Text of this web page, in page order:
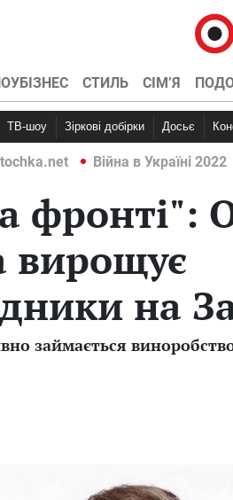
СТИЛЬ СІМ’Я
ТВ-шоу Зіркові добірки Досьє
Війна в Україні 2022
фронті":
вирощує
на
займається